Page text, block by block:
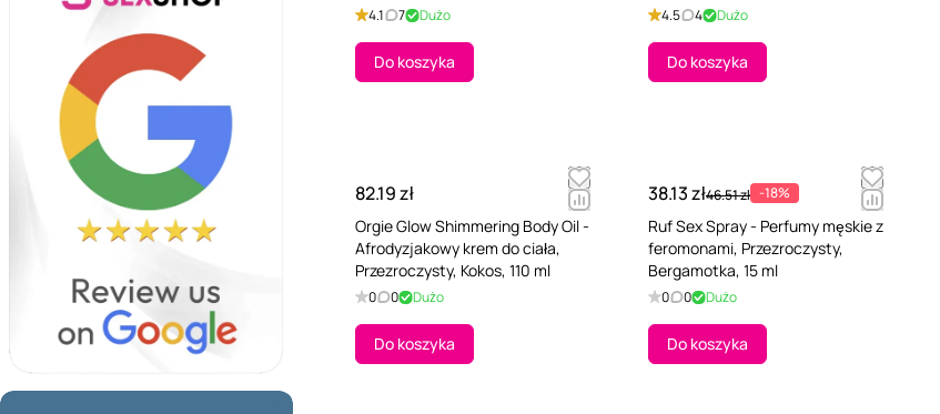
4.1 7 Dużo
Do koszyka
4.5 4 Dużo
Do koszyka
82.19 zł
Orgie Glow Shimmering Body Oil -
Afrodyzjakowy krem do ciała,
Przezroczysty, Kokos, 110 ml
0 0 Dużo
Do koszyka
38.13 zł46.51 zł -18%
Ruf Sex Spray - Perfumy męskie z
feromonami, Przezroczysty,
Bergamotka, 15 ml
0 0 Dużo
Do koszyka